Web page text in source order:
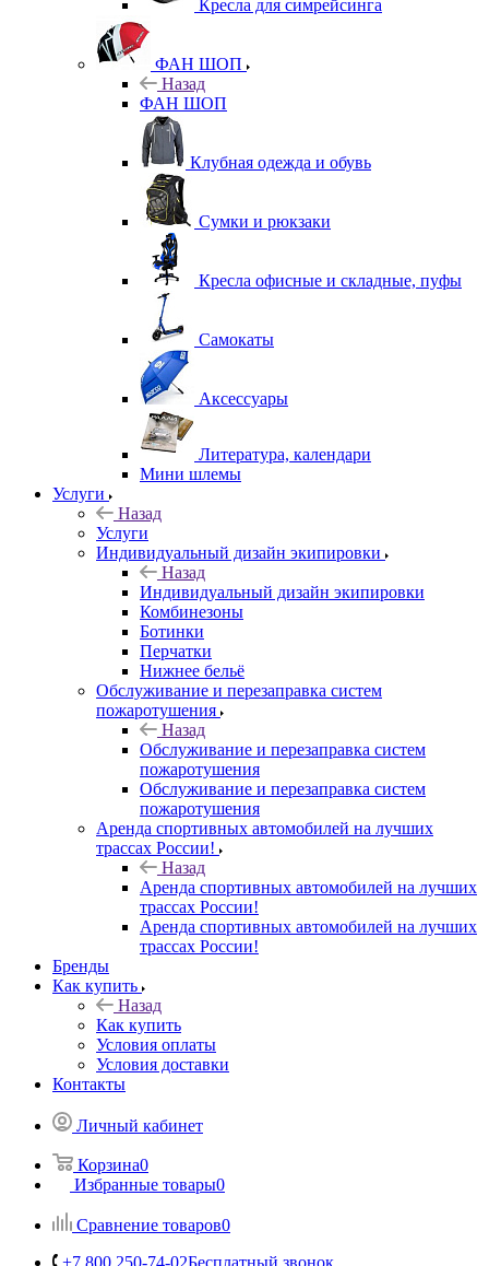
Кресла для симрейсинга
ФАН ШОП
Назад
ФАН ШОП
Клубная одежда и обувь
Сумки и рюкзаки
Кресла офисные и складные, пуфы
Самокаты
Аксессуары
Литература, календари
Мини шлемы
Услуги
Назад
Услуги
Индивидуальный дизайн экипировки
Назад
Индивидуальный дизайн экипировки
Комбинезоны
Ботинки
Перчатки
Нижнее бельё
Обслуживание и перезаправка систем
пожаротушения
Назад
Обслуживание и перезаправка систем
пожаротушения
Обслуживание и перезаправка систем
пожаротушения
Аренда спортивных автомобилей на лучших
трассах России!
Назад
Аренда спортивных автомобилей на лучших
трассах России!
Аренда спортивных автомобилей на лучших
трассах России!
Бренды
Как купить
Назад
Как купить
Условия оплаты
Условия доставки
Контакты
Личный кабинет
Корзина0
Избранные товары0
Сравнение товаров0
+7 800 250-74-02Бесплатный звонок